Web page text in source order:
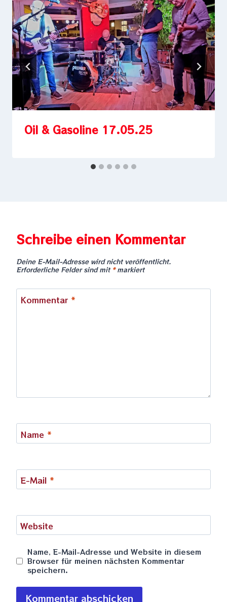
Oil & Gasoline 17.05.25
Schreibe einen Kommentar
Deine E-Mail-Adresse wird nicht veröffentlicht.
Erforderliche Felder sind mit *markiert
Kommentar *
Name *
E-Mail *
Website
Name, E-Mail-Adresse und Website in diesem
Browser für meinen nächsten Kommentar
speichern.